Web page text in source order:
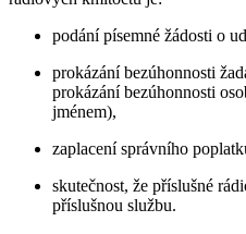
podání písemné žádosti o
prokázání bezúhonnosti
prokázání bezúhonnosti
jménem),
zaplacení správního
skutečnost, že příslušné
příslušnou službu.